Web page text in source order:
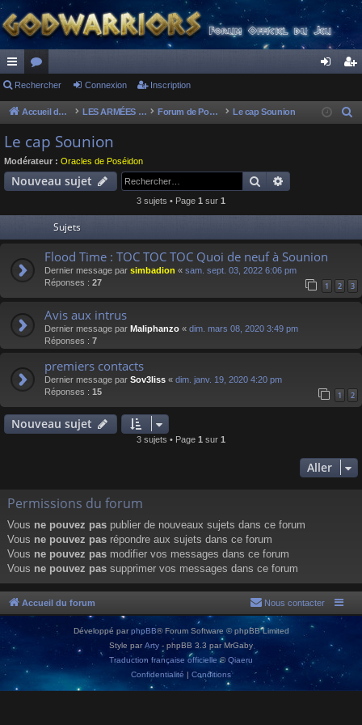
ac
co
ur
ci
or
u
s
ne cri
Rechercher Connexion Inscription
Accueil du forum LES ARMÉES DIVINES - FORUMS DE CLAN Forum de Poséidon Le cap Sounion
c
Le cap Sounion
Modérateur : Oracles de Poséidon
Nouveau sujet Rechercher
3 sujets • Page 1 sur 1
Sujets
Flood Time : TOC TOC TOC Quoi de neuf à Sounion
Dernier message par simbadion « sam. sept. 03, 2022 6:06 pm
Réponses : 27 1 2 3
Avis aux intrus
Dernier message par Maliphanzo « dim. mars 08, 2020 3:49 pm
Réponses : 7
premiers contacts
Dernier message par Sov3liss « dim. janv. 19, 2020 4:20 pm
Réponses : 15 1 2
Nouveau sujet
3 sujets • Page 1 sur 1
Aller
Permissions du forum
Vous ne pouvez pas publier de nouveaux sujets dans ce forum
Vous ne pouvez pas répondre aux sujets dans ce forum
Vous ne pouvez pas modifier vos messages dans ce forum
Vous ne pouvez pas supprimer vos messages dans ce forum
Accueil du forum Nous contacter
Développé par phpBB® Forum Software © phpBB Limited
Style parArty - phpBB 3.3 par MrGaby
Traduction française officielle ©Qiaeru
Confidentialité | Conditions